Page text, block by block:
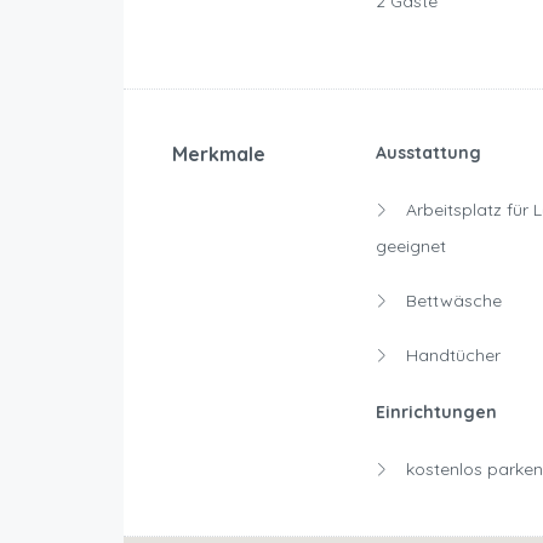
Merkmale Ausstattung
Arbeitsplatz für
geeignet
Bettwäsche
Handtücher
Einrichtungen
kostenlos parken